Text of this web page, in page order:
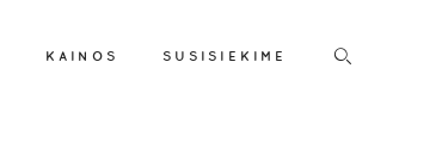
KAINOS SUSISIEKIME